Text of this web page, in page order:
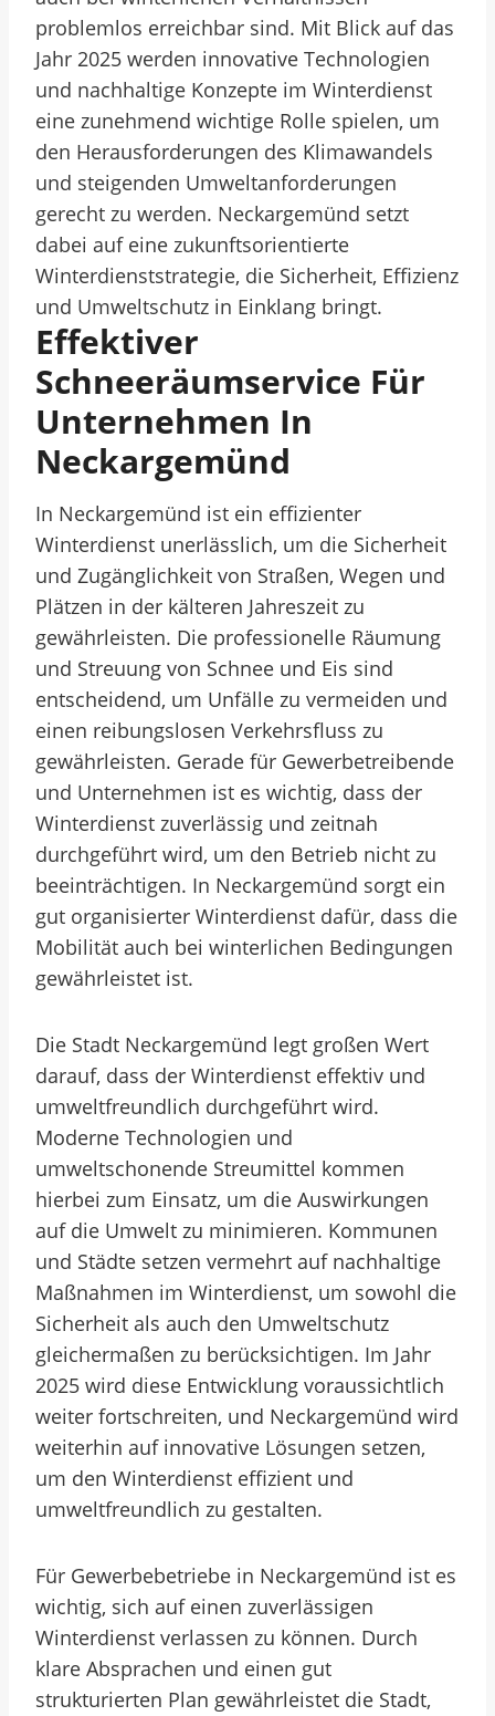
problemlos erreichbar sind. Mit Blick auf das
Jahr 2025 werden innovative Technologien
und nachhaltige Konzepte im Winterdienst
eine zunehmend wichtige Rolle spielen, um
den Herausforderungen des Klimawandels
und steigenden Umweltanforderungen
gerecht zu werden. Neckargemünd setzt
dabei auf eine zukunftsorientierte
Winterdienststrategie, die Sicherheit, Effizienz
und Umweltschutz in Einklang bringt.
Effektiver
Schneeräumservice Für
Unternehmen In
Neckargemünd
In Neckargemünd ist ein effizienter
Winterdienst unerlässlich, um die Sicherheit
und Zugänglichkeit von Straßen, Wegen und
Plätzen in der kälteren Jahreszeit zu
gewährleisten. Die professionelle Räumung
und Streuung von Schnee und Eis sind
entscheidend, um Unfälle zu vermeiden und
einen reibungslosen Verkehrsfluss zu
gewährleisten. Gerade für Gewerbetreibende
und Unternehmen ist es wichtig, dass der
Winterdienst zuverlässig und zeitnah
durchgeführt wird, um den Betrieb nicht zu
beeinträchtigen. In Neckargemünd sorgt ein
gut organisierter Winterdienst dafür, dass die
Mobilität auch bei winterlichen Bedingungen
gewährleistet ist.
Die Stadt Neckargemünd legt großen Wert
darauf, dass der Winterdienst effektiv und
umweltfreundlich durchgeführt wird.
Moderne Technologien und
umweltschonende Streumittel kommen
hierbei zum Einsatz, um die Auswirkungen
auf die Umwelt zu minimieren. Kommunen
und Städte setzen vermehrt auf nachhaltige
Maßnahmen im Winterdienst, um sowohl die
Sicherheit als auch den Umweltschutz
gleichermaßen zu berücksichtigen. Im Jahr
2025 wird diese Entwicklung voraussichtlich
weiter fortschreiten, und Neckargemünd wird
weiterhin auf innovative Lösungen setzen,
um den Winterdienst effizient und
umweltfreundlich zu gestalten.
Für Gewerbebetriebe in Neckargemünd ist es
wichtig, sich auf einen zuverlässigen
Winterdienst verlassen zu können. Durch
klare Absprachen und einen gut
strukturierten Plan gewährleistet die Stadt,